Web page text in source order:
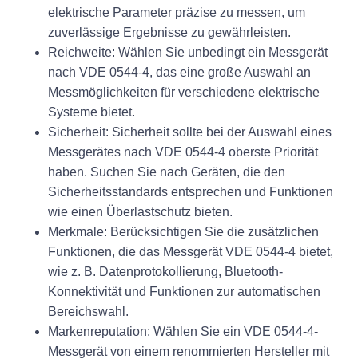
elektrische Parameter präzise zu messen, um
zuverlässige Ergebnisse zu gewährleisten.
Reichweite: Wählen Sie unbedingt ein Messgerät
nach VDE 0544-4, das eine große Auswahl an
Messmöglichkeiten für verschiedene elektrische
Systeme bietet.
Sicherheit: Sicherheit sollte bei der Auswahl eines
Messgerätes nach VDE 0544-4 oberste Priorität
haben. Suchen Sie nach Geräten, die den
Sicherheitsstandards entsprechen und Funktionen
wie einen Überlastschutz bieten.
Merkmale: Berücksichtigen Sie die zusätzlichen
Funktionen, die das Messgerät VDE 0544-4 bietet,
wie z. B. Datenprotokollierung, Bluetooth-
Konnektivität und Funktionen zur automatischen
Bereichswahl.
Markenreputation: Wählen Sie ein VDE 0544-4-
Messgerät von einem renommierten Hersteller mit